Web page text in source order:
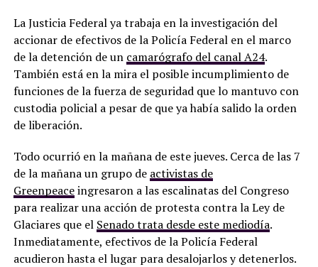
La Justicia Federal ya trabaja en la investigación del
accionar de efectivos de la Policía Federal en el marco
de la detención de un camarógrafo del canal A24.
También está en la mira el posible incumplimiento de
funciones de la fuerza de seguridad que lo mantuvo con
custodia policial a pesar de que ya había salido la orden
de liberación.
Todo ocurrió en la mañana de este jueves. Cerca de las 7
de la mañana un grupo de activistas de
Greenpeaceingresaron a las escalinatas del Congreso
para realizar una acción de protesta contra la Ley de
Glaciares que el Senado trata desde este mediodía.
Inmediatamente, efectivos de la Policía Federal
acudieron hasta el lugar para desalojarlos y detenerlos.